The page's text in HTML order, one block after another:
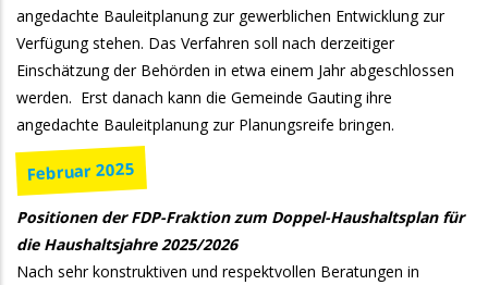
angedachte Bauleitplanung zur gewerblichen Entwicklung zur
Verfügung stehen. Das Verfahren soll nach derzeitiger
Einschätzung der Behörden in etwa einem Jahr abgeschlossen
werden. Erst danach kann die Gemeinde Gauting ihre
angedachte Bauleitplanung zur Planungsreife bringen.
Februar 2025
Positionen der FDP-Fraktion zum Doppel-Haushaltsplan für
die Haushaltsjahre 2025/2026
Nach sehr konstruktiven und respektvollen Beratungen in